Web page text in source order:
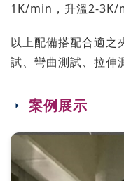
1K/min，升溫2-3K/
以上配備搭配合適之
試、彎曲測試、拉伸
案例展示